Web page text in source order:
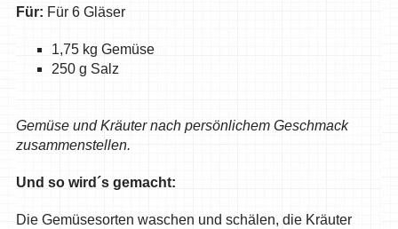
Für: Für 6 Gläser
1,75 kg Gemüse
250 g Salz
Gemüse und Kräuter nach persönlichem Geschmack
zusammenstellen.
Und so wird´s gemacht:
Die Gemüsesorten waschen und schälen, die Kräuter